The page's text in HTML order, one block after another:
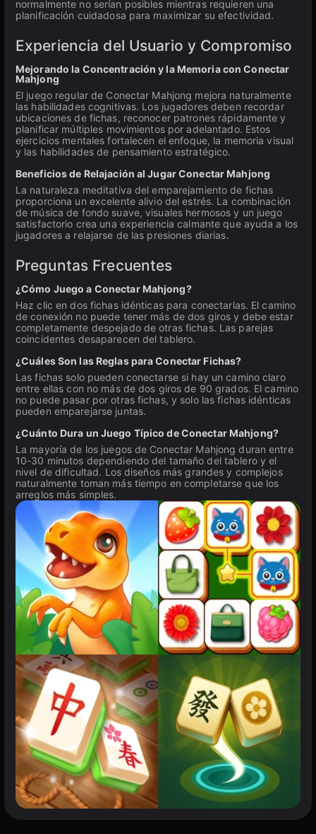
normalmente no serían posibles mientras requieren una
planificación cuidadosa para maximizar su efectividad.
Experiencia del Usuario y Compromiso
Mejorando la Concentración y la Memoria con Conectar
Mahjong
El juego regular de Conectar Mahjong mejora naturalmente
las habilidades cognitivas. Los jugadores deben recordar
ubicaciones de fichas, reconocer patrones rápidamente y
planificar múltiples movimientos por adelantado. Estos
ejercicios mentales fortalecen el enfoque, la memoria visual
y las habilidades de pensamiento estratégico.
Beneficios de Relajación al Jugar Conectar Mahjong
La naturaleza meditativa del emparejamiento de fichas
proporciona un excelente alivio del estrés. La combinación
de música de fondo suave, visuales hermosos y un juego
satisfactorio crea una experiencia calmante que ayuda a los
jugadores a relajarse de las presiones diarias.
Preguntas Frecuentes
¿Cómo Juego a Conectar Mahjong?
Haz clic en dos fichas idénticas para conectarlas. El camino
de conexión no puede tener más de dos giros y debe estar
completamente despejado de otras fichas. Las parejas
coincidentes desaparecen del tablero.
¿Cuáles Son las Reglas para Conectar Fichas?
Las fichas solo pueden conectarse si hay un camino claro
entre ellas con no más de dos giros de 90 grados. El camino
no puede pasar por otras fichas, y solo las fichas idénticas
pueden emparejarse juntas.
¿Cuánto Dura un Juego Típico de Conectar Mahjong?
La mayoría de los juegos de Conectar Mahjong duran entre
10-30 minutos dependiendo del tamaño del tablero y el
nivel de dificultad. Los diseños más grandes y complejos
naturalmente toman más tiempo en completarse que los
arreglos más simples.